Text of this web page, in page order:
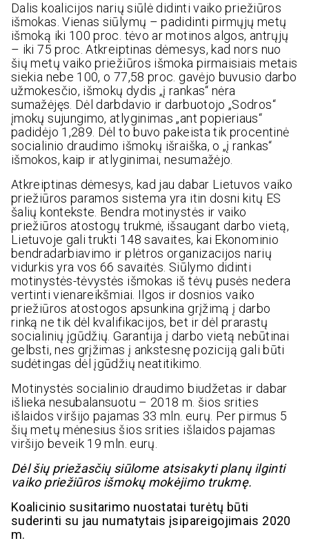
Dalis koalicijos narių siūlė didinti vaiko priežiūros
išmokas. Vienas siūlymų – padidinti pirmųjų metų
išmoką iki 100 proc. tėvo ar motinos algos, antrųjų
– iki 75 proc. Atkreiptinas dėmesys, kad nors nuo
šių metų vaiko priežiūros išmoka pirmaisiais metais
siekia nebe 100, o 77,58 proc. gavėjo buvusio darbo
užmokesčio, išmokų dydis „į rankas“ nėra
sumažėjęs. Dėl darbdavio ir darbuotojo „Sodros“
įmokų sujungimo, atlyginimas „ant popieriaus“
padidėjo 1,289. Dėl to buvo pakeista tik procentinė
socialinio draudimo išmokų išraiška, o „į rankas“
išmokos, kaip ir atlyginimai, nesumažėjo.
Atkreiptinas dėmesys, kad jau dabar Lietuvos vaiko
priežiūros paramos sistema yra itin dosni kitų ES
šalių kontekste. Bendra motinystės ir vaiko
priežiūros atostogų trukmė, išsaugant darbo vietą,
Lietuvoje gali trukti 148 savaites, kai Ekonominio
bendradarbiavimo ir plėtros organizacijos narių
vidurkis yra vos 66 savaitės. Siūlymo didinti
motinystės-tėvystės išmokas iš tėvų pusės nedera
vertinti vienareikšmiai. Ilgos ir dosnios vaiko
priežiūros atostogos apsunkina grįžimą į darbo
rinką ne tik dėl kvalifikacijos, bet ir dėl prarastų
socialinių įgūdžių. Garantija į darbo vietą nebūtinai
gelbsti, nes grįžimas į ankstesnę poziciją gali būti
sudėtingas dėl įgūdžių neatitikimo.
Motinystės socialinio draudimo biudžetas ir dabar
išlieka nesubalansuotu – 2018 m. šios srities
išlaidos viršijo pajamas 33 mln. eurų. Per pirmus 5
šių metų mėnesius šios srities išlaidos pajamas
viršijo beveik 19 mln. eurų.
Dėl šių priežasčių siūlome atsisakyti planų ilginti
vaiko priežiūros išmokų mokėjimo trukmę.
Koalicinio susitarimo nuostatai turėtų būti
suderinti su jau numatytais įsipareigojimais 2020
m.